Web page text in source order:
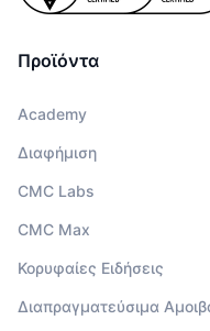
Προϊόντα
Academy
Διαφήμιση
CMC Labs
CMC Max
Κορυφαίες Ειδήσεις
Διαπραγματεύσιμα